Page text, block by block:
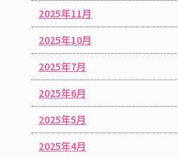
2025年11月
2025年10月
2025年7月
2025年6月
2025年5月
2025年4月